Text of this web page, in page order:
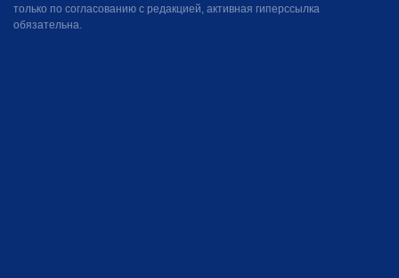
только по согласованию с редакцией, активная гиперссылка
обязательна.